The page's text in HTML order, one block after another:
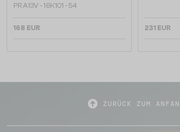
PR A13V - 16K1O1 - 54
168 EUR 231 EUR
ZURÜCK ZUM